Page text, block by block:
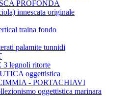
PROFONDA
innescata originale
traina fondo
palamite tunnidi
legnoli ritorte
oggettistica
- PORTACHIAVI
oggettistica marinara